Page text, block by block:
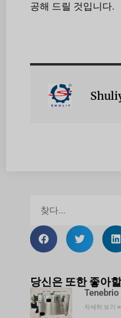
공해 드릴 것입니다.
당신은 또한 좋아
자세히 보기 »